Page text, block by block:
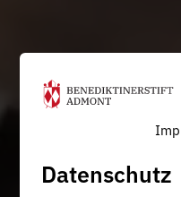
Datenschutz